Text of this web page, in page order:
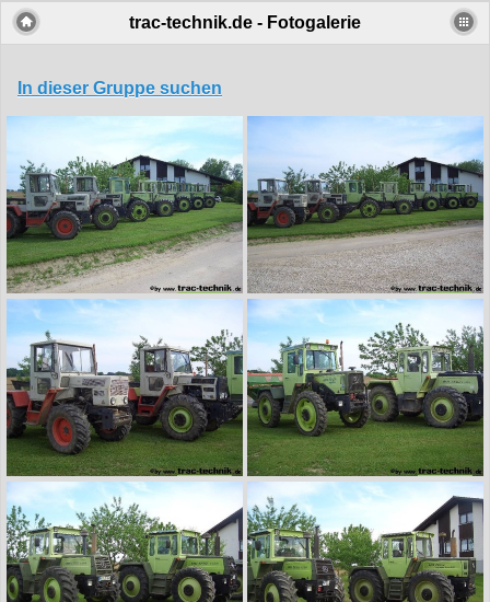
trac-technik.de - Fotogalerie
In dieser Gruppe suchen